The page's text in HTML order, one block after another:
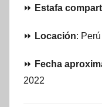
⏩ Estafa
⏩ Locación: Perú
⏩ Fecha
2022